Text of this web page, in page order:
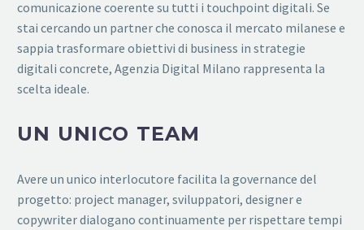
comunicazione coerente su tutti i touchpoint digitali. Se
stai cercando un partner che conosca il mercato milanese e
sappia trasformare obiettivi di business in strategie
digitali concrete, Agenzia Digital Milano rappresenta la
scelta ideale.
UN UNICO TEAM
Avere un unico interlocutore facilita la governance del
progetto: project manager, sviluppatori, designer e
copywriter dialogano continuamente per rispettare tempi